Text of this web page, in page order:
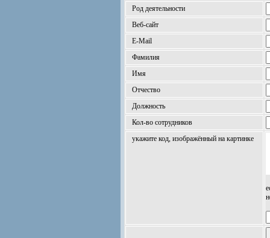
Род деятельности
Веб-сайт
E-Mail
Фамилия
Имя
Отчество
Должность
Кол-во сотрудников
укажите код, изображённый на картинке